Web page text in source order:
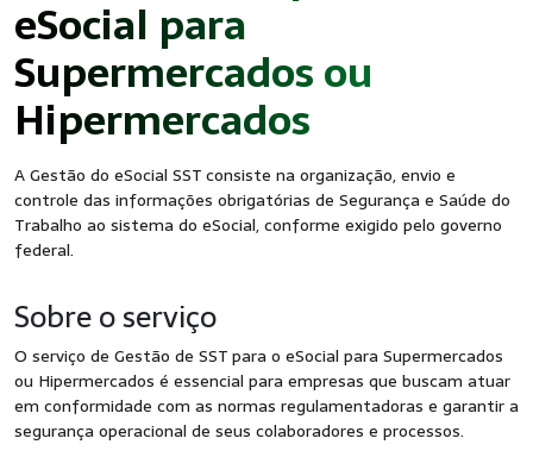
eSocial para
Supermercados ou
Hipermercados
A Gestão do eSocial SST consiste na organização, envio e
controle das informações obrigatórias de Segurança e Saúde do
Trabalho ao sistema do eSocial, conforme exigido pelo governo
federal.
Sobre o serviço
O serviço de Gestão de SST para o eSocial para Supermercados
ou Hipermercados é essencial para empresas que buscam atuar
em conformidade com as normas regulamentadoras e garantir a
segurança operacional de seus colaboradores e processos.